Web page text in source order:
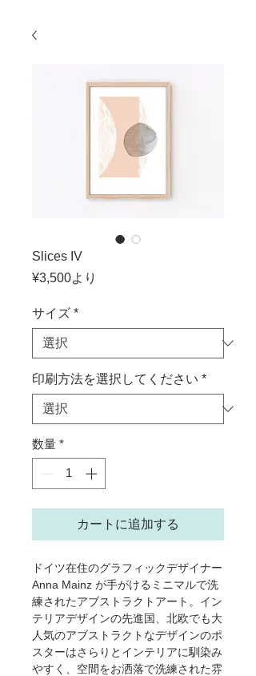
Slices IV
¥3,500より
価
サイズ *
印刷方法を選択してください *
数量 *
カートに追加する
ドイツ在住のグラフィックデザイナー
Anna Mainz が手がけるミニマルで洗
練されたアブストラクトアート。イン
テリアデザインの先進国、北欧でも大
人気のアブストラクトなデザインのポ
スターはさらりとインテリアに馴染み
やすく、空間をお洒落で洗練された雰